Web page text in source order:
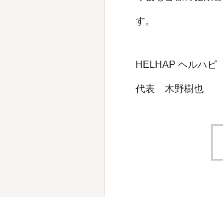
す。
HELHAP ヘルハピ
代表 木野樹也